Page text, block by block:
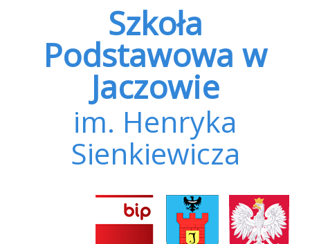
Szkoła
Podstawowa w
Jaczowie
im. Henryka
Sienkiewicza